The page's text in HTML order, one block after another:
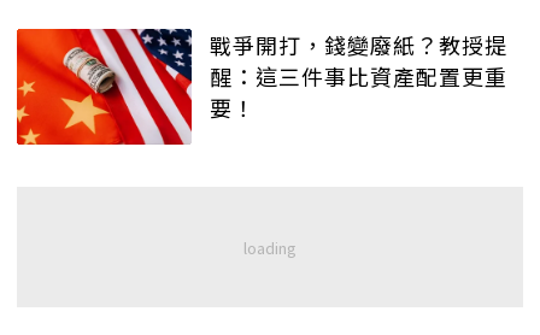
戰爭開打，錢變廢紙？教授提
醒：這三件事比資產配置更重
要！